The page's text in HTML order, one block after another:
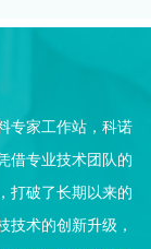
专家工作站，科诺
借专业技术团队的
打破了长期以来的
技术的创新升级，